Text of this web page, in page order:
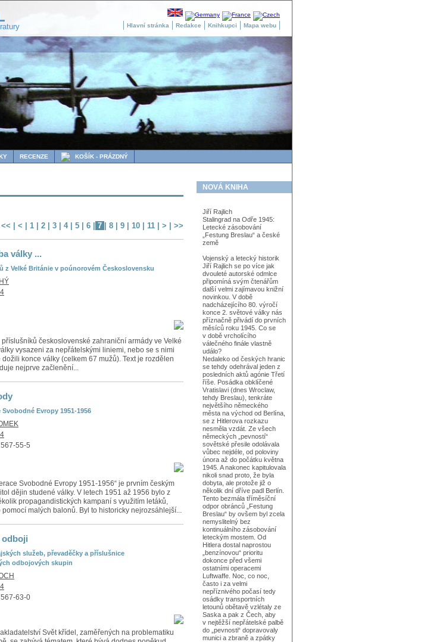
Hlavní stránka Redakce Knihkupci Mapa webu
RECENZE KOŠÍK - PRÁZDNÝ
<< < 1 2 3 4| 5 6 7 8 9 10 11 > >>
války ...
z Velké Británie v poúnorovém Československu
československé zahraniční armády ve Velké
vysazeni za nepřátelskými liniemi, nebo se s nimi
konce války (celkem 67 mužů). Text je rozdělen
nejprve začlenění...
Evropy 1951-1956
55-5
Svobodné Evropy 1951-1956“ je prvním českým
dějin studené války. V letech 1951 až 1956 bylo z
propagandistických kampaní s využitím letáků,
malých balonů. Byl to historicky nejrozsáhlejší...
odboji
služeb, převaděčky a příslušnice
odbojových skupin
63-0
Svět křídel, zaměřených na problematiku
NOVÁ KNIHA
Jiří Rajlich
Stalingrad na Odře 1945:
Letecké zásobování
„Festung Breslau“ a české
země
Vojenský a letecký historik
Jiří Rajlich se po více jak
dvouleté autorské odmlce
připomíná svým čtenářům
další velmi zajímavou knižní
novinkou. V době
nadcházejícího 80. výročí
konce 2. světové války nás
příznačně přivádí do prvních
měsíců roku 1945. Co se
v době vrcholícího
válečného finále vlastně
událo?
Nedaleko od českých hranic
se tehdy odehrával jeden z
posledních aktů agónie Třetí
říše. Posádka obklíčené
Vratislavi (dnes Wroclaw,
tehdy Breslau), tenkráte
největšího německého
města na východ od Berlína,
se z Hitlerova rozkazu
nesměla vzdát. Ze všech
německých „pevností“
sovětské přesile odolávala
vůbec nejdéle, od poloviny
února až do počátku května
1945. A nakonec kapitulovala
nikoli snad proto, že byla
dobyta, ale protože již o
několik dní dříve padl Berlín.
Tento bezmála tříměsíční
odpor obránců „Festung
Breslau“ by ovšem byl zcela
nemyslitelný bez
kontinuálního zásobování
leteckým mostem. Od
Hitlera dostal naprostou
„benzínovou“ prioritu
dokonce před všemi
ostatními operacemi
Luftwaffe. Noc, co noc,
často i za velmi
nepříznivého počasí tedy
osádky transportních
letounů obětavě vzlétaly ze
Saska a pak z Čech, aby
v nejtěžší nepřátelské palbě
do „pevnosti“ dopravovaly
munici a zbraně a zpátky